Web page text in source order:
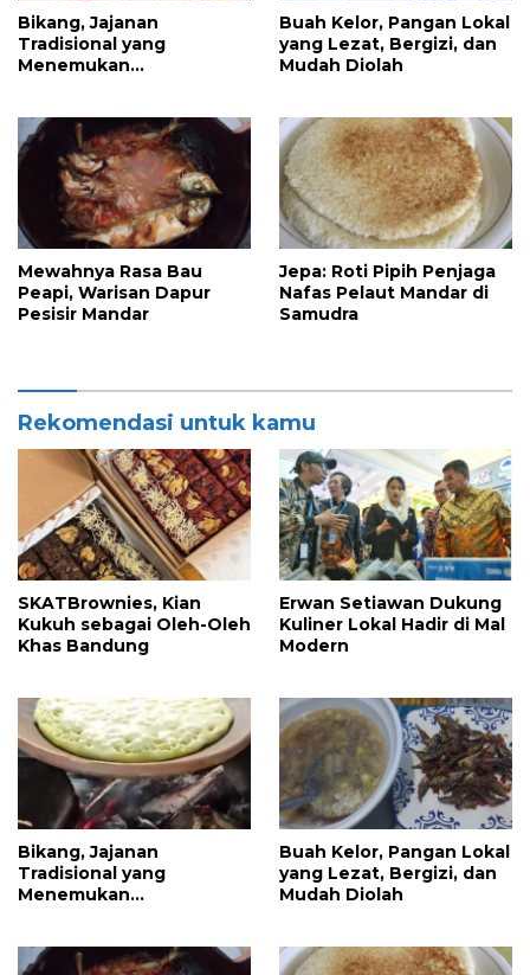
Bikang, Jajanan
Tradisional yang
Menemukan
Buah Kelor, Pangan Lokal
yang Lezat, Bergizi, dan
Mudah Diolah
Mewahnya Rasa Bau
Peapi, Warisan Dapur
Pesisir Mandar
Jepa: Roti Pipih Penjaga
Nafas Pelaut Mandar di
Samudra
Rekomendasi untuk kamu
SKATBrownies, Kian
Kukuh sebagai Oleh-Oleh
Khas Bandung
Erwan Setiawan Dukung
Kuliner Lokal Hadir di Mal
Modern
Bikang, Jajanan
Tradisional yang
Menemukan
Buah Kelor, Pangan Lokal
yang Lezat, Bergizi, dan
Mudah Diolah